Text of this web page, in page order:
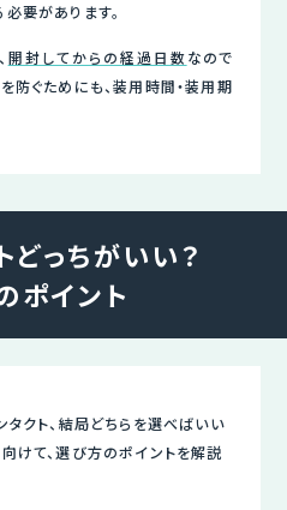
要があります。
開封してからの経過日数なので
防ぐためにも、装用時間・装用期
どっちがいい？
ポイント
タクト、結局どちらを選べばいい
けて、選び方のポイントを解説